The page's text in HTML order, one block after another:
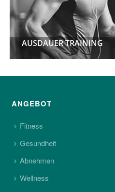
AUSDAUER TRAINING
AUSDAUER TRAINING
ANGEBOT
Fitness
Gesundheit
Abnehmen
Wellness